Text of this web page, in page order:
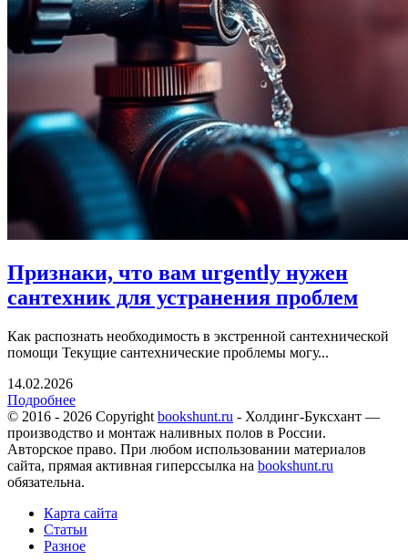
Признаки, что вам urgently нужен
сантехник для устранения проблем
Как распознать необходимость в экстренной сантехнической
помощи Текущие сантехнические проблемы могу...
14.02.2026
Подробнее
© 2016 - 2026 Copyright bookshunt.ru - Холдинг-Буксхант —
производство и монтаж наливных полов в России.
Авторское право. При любом использовании материалов
сайта, прямая активная гиперссылка на bookshunt.ru
обязательна.
Карта сайта
Статьи
Разное